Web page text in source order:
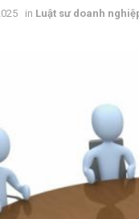
in Luật sư doanh